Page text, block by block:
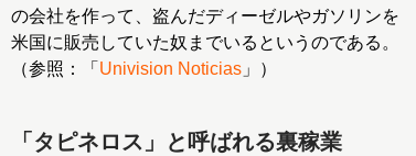
の会社を作って、盗んだディーゼルやガソリンを
米国に販売していた奴までいるというのである。
（参照：「 Univision Noticias 」）
「タピネロス」と呼ばれる裏稼業